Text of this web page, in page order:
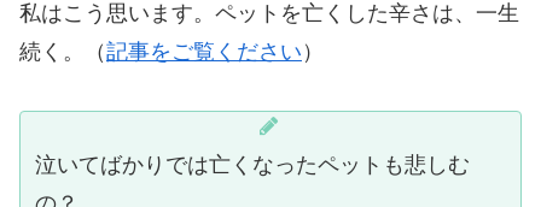
私はこう思います。ペットを亡くした辛さは、一生
続く。（記事をご覧ください ）
泣いてばかりでは亡くなったペットも悲しむ